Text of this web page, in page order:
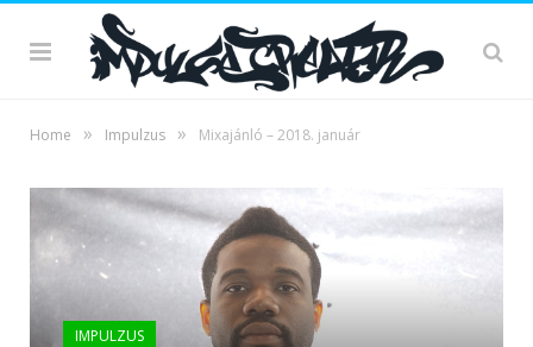
Home » Impulzus » Mixajánló – 2018. január
IMPULZUS